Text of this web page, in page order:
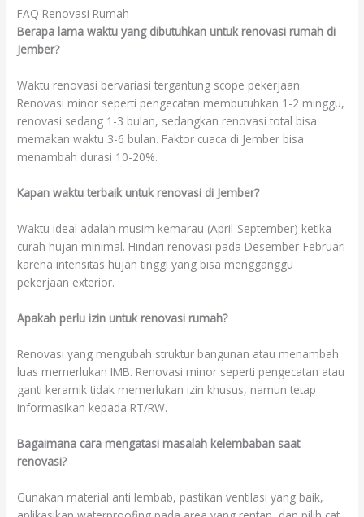
FAQ Renovasi Rumah
Berapa lama waktu yang dibutuhkan untuk renovasi rumah di
Jember?
Waktu renovasi bervariasi tergantung scope pekerjaan.
Renovasi minor seperti pengecatan membutuhkan 1-2 minggu,
renovasi sedang 1-3 bulan, sedangkan renovasi total bisa
memakan waktu 3-6 bulan. Faktor cuaca di Jember bisa
menambah durasi 10-20%.
Kapan waktu terbaik untuk renovasi di Jember?
Waktu ideal adalah musim kemarau (April-September) ketika
curah hujan minimal. Hindari renovasi pada Desember-Februari
karena intensitas hujan tinggi yang bisa mengganggu
pekerjaan exterior.
Apakah perlu izin untuk renovasi rumah?
Renovasi yang mengubah struktur bangunan atau menambah
luas memerlukan IMB. Renovasi minor seperti pengecatan atau
ganti keramik tidak memerlukan izin khusus, namun tetap
informasikan kepada RT/RW.
Bagaimana cara mengatasi masalah kelembaban saat
renovasi?
Gunakan material anti lembab, pastikan ventilasi yang baik,